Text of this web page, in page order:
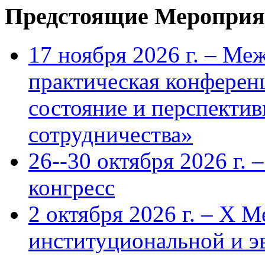
Предстоящие
17 ноября 2026 г. –
практическая
состояние и
сотрудничества»
26--30 октября 2026 г.
конгресс
2 октября 2026 г. – X
институциональной и